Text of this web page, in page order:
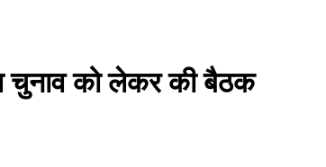
चुनाव को लेकर की बैठक